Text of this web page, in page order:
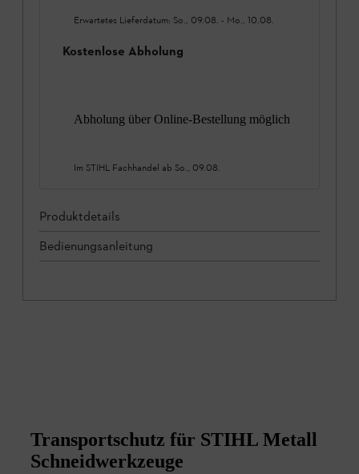
Erwartetes Lieferdatum: So., 09.08. - Mo., 10.08.
Kostenlose Abholung
Abholung über Online-Bestellung möglich
Im STIHL Fachhandel ab So., 09.08.
Produktdetails
Bedienungsanleitung
Transportschutz für STIHL Metall
Schneidwerkzeuge